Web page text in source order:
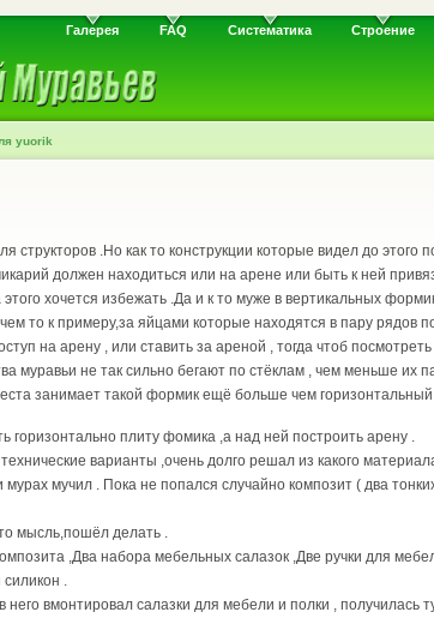
Галерея FAQ Систематика Строение
yuorik
структоров .Но как то конструкции которые видел до
должен находиться или на арене или быть к ней
хочется избежать .Да и к то муже в вертикальных
то к примеру,за яйцами которые находятся в пару рядов
на арену , или ставить за ареной , тогда чтоб
муравьи не так сильно бегают по стёклам , чем меньше их
занимает такой формик ещё больше чем
горизонтально плиту фомика ,а над ней построить арену .
варианты ,очень долго решал из какого
мурах мучил . Пока не попался случайно композит ( два
мысль,пошёл делать .
,Два набора мебельных салазок ,Две ручки для
.
вмонтировал салазки для мебели и полки , получилась